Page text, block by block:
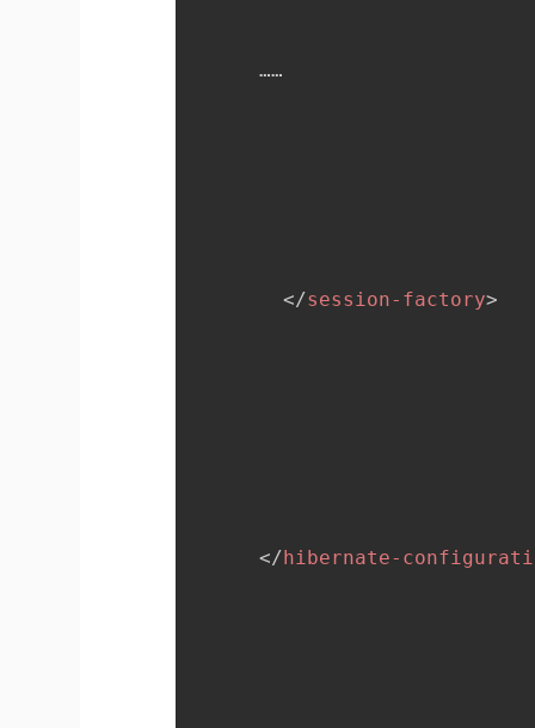
      ……
</session-factory>
</hibernate-